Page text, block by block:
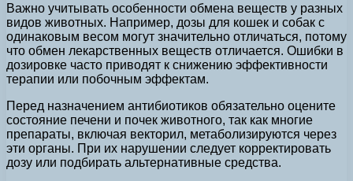
Важно учитывать особенности обмена веществ у разных
видов животных. Например, дозы для кошек и собак с
одинаковым весом могут значительно отличаться, потому
что обмен лекарственных веществ отличается. Ошибки в
дозировке часто приводят к снижению эффективности
терапии или побочным эффектам.
Перед назначением антибиотиков обязательно оцените
состояние печени и почек животного, так как многие
препараты, включая векторил, метаболизируются через
эти органы. При их нарушении следует корректировать
дозу или подбирать альтернативные средства.